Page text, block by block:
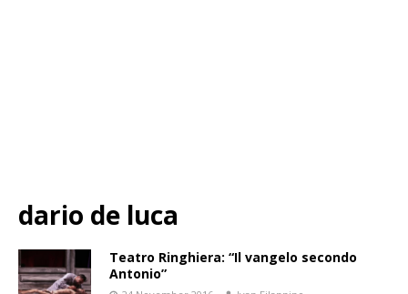
dario de luca
Teatro Ringhiera: “Il vangelo secondo
Antonio”